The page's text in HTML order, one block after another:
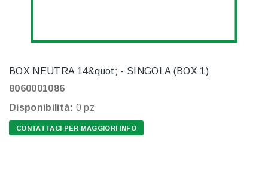
BOX NEUTRA 14&quot; - SINGOLA (BOX 1)
8060001086
Disponibilità: 0 pz
CONTATTACI PER MAGGIORI INFO